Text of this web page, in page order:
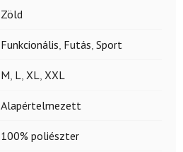
Zöld
Funkcionális, Futás, Sport
M, L, XL, XXL
Alapértelmezett
100% poliészter